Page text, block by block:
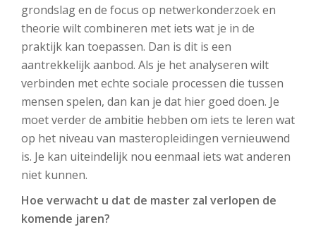
grondslag en de focus op netwerkonderzoek en
theorie wilt combineren met iets wat je in de
praktijk kan toepassen. Dan is dit is een
aantrekkelijk aanbod. Als je het analyseren wilt
verbinden met echte sociale processen die tussen
mensen spelen, dan kan je dat hier goed doen. Je
moet verder de ambitie hebben om iets te leren wat
op het niveau van masteropleidingen vernieuwend
is. Je kan uiteindelijk nou eenmaal iets wat anderen
niet kunnen.
Hoe verwacht u dat de master zal verlopen de
komende jaren?